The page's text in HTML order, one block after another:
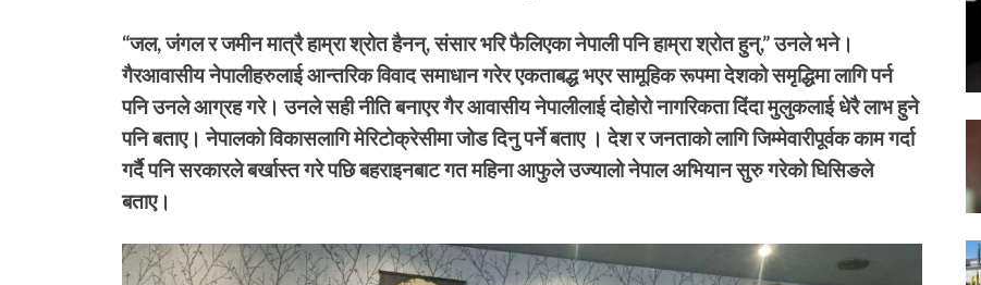
“जल, जंगल र जमीन मात्रै हाम्रा श्रोत हैनन्, संसार भरि फैलिएका नेपाली पनि हाम्रा श्रोत हुन्,” उनले भने।
गैरआवासीय नेपालीहरुलाई आन्तरिक विवाद समाधान गरेर एकताबद्ध भएर सामूहिक रूपमा देशको समृद्धिमा लागि पर्न
पनि उनले आग्रह गरे। उनले सही नीति बनाएर गैर आवासीय नेपालीलाई दोहोरो नागरिकता दिंदा मुलुकलाई धेरै लाभ हुने
पनि बताए। नेपालको विकासलागि मेरिटोक्रेसीमा जोड दिनु पर्ने बताए । देश र जनताको लागि जिम्मेवारीपूर्वक काम गर्दा
गर्दै पनि सरकारले बर्खास्त गरे पछि बहराइनबाट गत महिना आफुले उज्यालो नेपाल अभियान सुरु गरेको घिसिङले
बताए।